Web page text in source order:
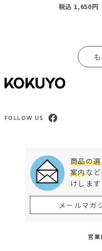
税込 1,650円
FOLLOW US
商品の
案内な
けします
メールマガ
営業